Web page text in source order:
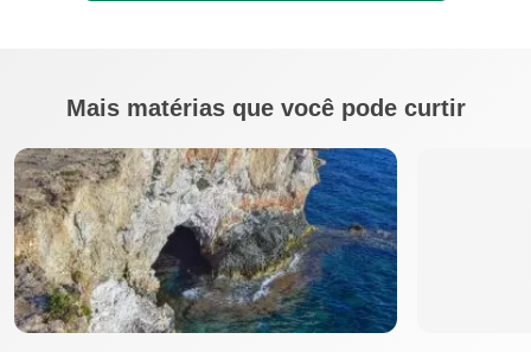
Mais matérias que você pode curtir